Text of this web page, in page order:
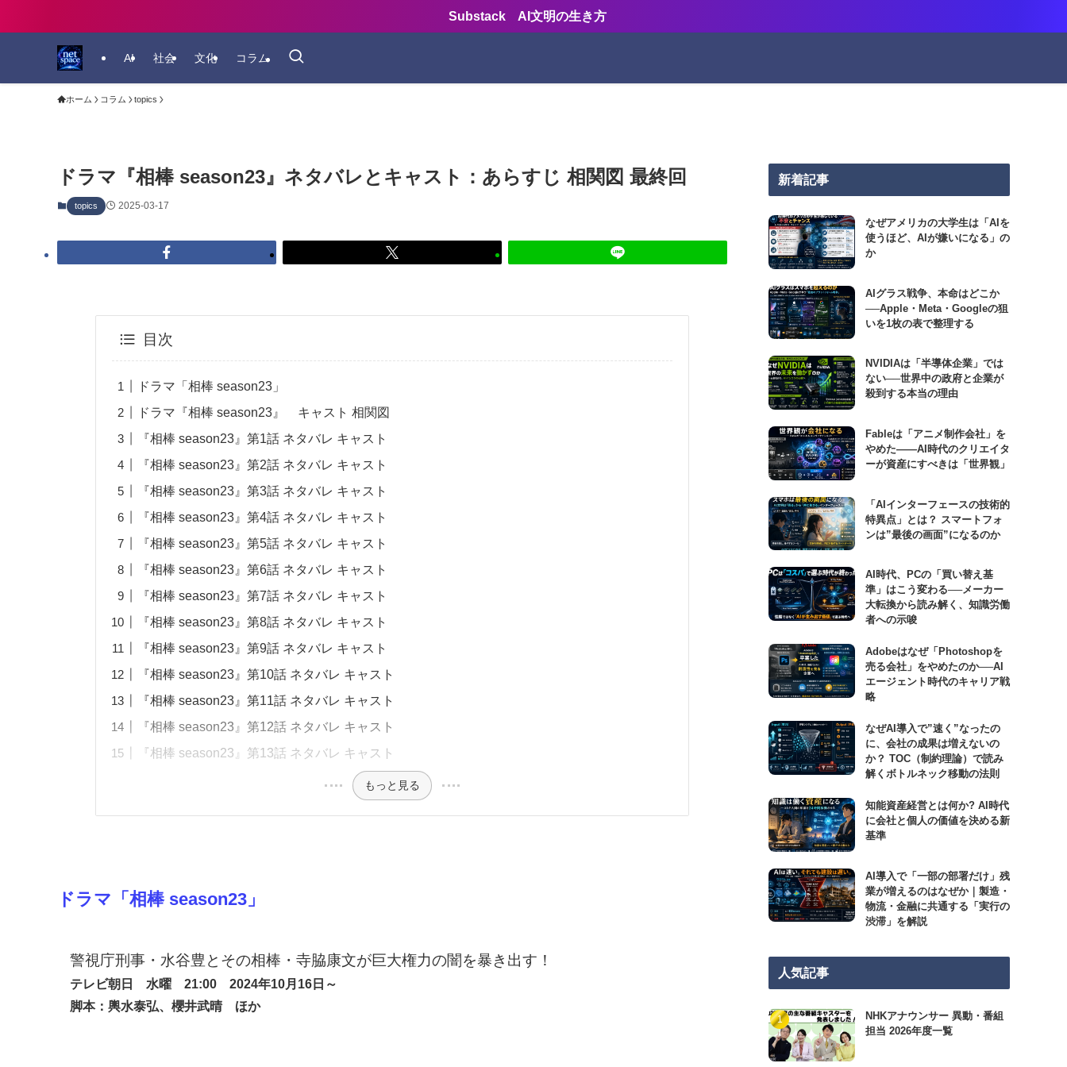
Substack AI文明の生き方
AI 社会 文化 コラム
ホーム コラム topics
ドラマ『相棒 season23』ネタバレとキャスト：あらすじ 相関図 最終回
topics 2025-03-17
目次
ドラマ「相棒 season23」
ドラマ『相棒 season23』 キャスト 相関図
『相棒 season23』第1話 ネタバレ キャスト
『相棒 season23』第2話 ネタバレ キャスト
『相棒 season23』第3話 ネタバレ キャスト
『相棒 season23』第4話 ネタバレ キャスト
『相棒 season23』第5話 ネタバレ キャスト
『相棒 season23』第6話 ネタバレ キャスト
『相棒 season23』第7話 ネタバレ キャスト
『相棒 season23』第8話 ネタバレ キャスト
『相棒 season23』第9話 ネタバレ キャスト
『相棒 season23』第10話 ネタバレ キャスト
『相棒 season23』第11話 ネタバレ キャスト
『相棒 season23』第12話 ネタバレ キャスト
『相棒 season23』第13話 ネタバレ キャスト
もっと見る
ドラマ「相棒 season23」
警視庁刑事・水谷豊とその相棒・寺脇康文が巨大権力の闇を暴き出す！
テレビ朝日 水曜 21:00 2024年10月16日～
脚本：輿水泰弘、櫻井武晴 ほか
新着記事
なぜアメリカの大学生は「AIを
使うほど、AIが嫌いになる」の
か
AIグラス戦争、本命はどこか
──Apple・Meta・Googleの狙
いを1枚の表で整理する
NVIDIAは「半導体企業」では
ない──世界中の政府と企業が
殺到する本当の理由
Fableは「アニメ制作会社」を
やめた――AI時代のクリエイタ
ーが資産にすべきは「世界観」
「AIインターフェースの技術的
特異点」とは？ スマートフォ
ンは”最後の画面”になるのか
AI時代、PCの「買い替え基
準」はこう変わる──メーカー
大転換から読み解く、知識労働
者への示唆
Adobeはなぜ「Photoshopを
売る会社」をやめたのか──AI
エージェント時代のキャリア戦
略
なぜAI導入で”速く”なったの
に、会社の成果は増えないの
か？ TOC（制約理論）で読み
解くボトルネック移動の法則
知能資産経営とは何か? AI時代
に会社と個人の価値を決める新
基準
AI導入で「一部の部署だけ」残
業が増えるのはなぜか｜製造・
物流・金融に共通する「実行の
渋滞」を解説
人気記事
NHKアナウンサー 異動・番組
担当 2026年度一覧